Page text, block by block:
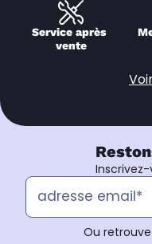
Service après
vente
Ou